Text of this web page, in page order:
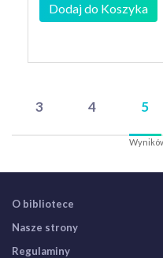
Dodaj do Koszyka
3 4 5
O bibliotece
Nasze strony
Regulaminy